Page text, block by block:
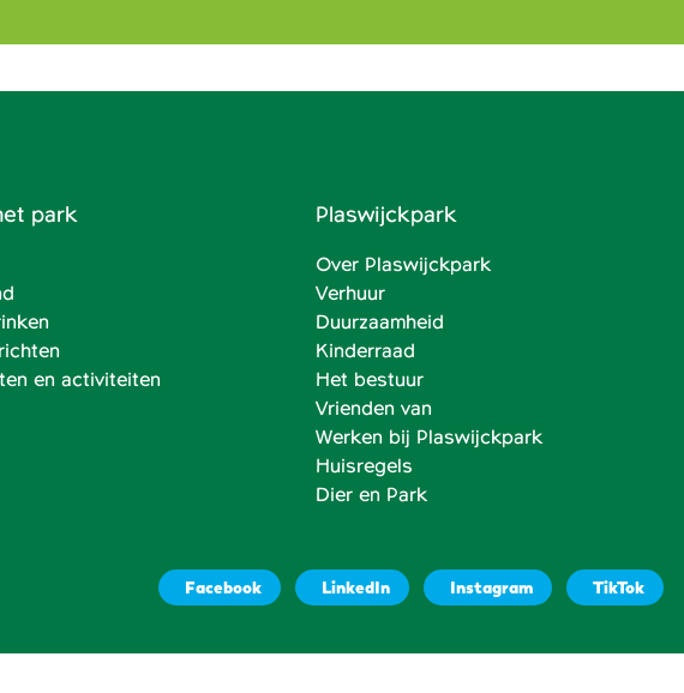
park
en activiteiten
Plaswijckpark
Over Plaswijckpark
Verhuur
Duurzaamheid
Kinderraad
Het bestuur
Vrienden van
Werken bij Plaswijckpark
Huisregels
Dier en Park
Facebook LinkedIn Instagram TikTok